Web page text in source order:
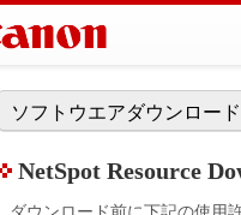
ソフトウエアダウンロー
NetSpot Resource